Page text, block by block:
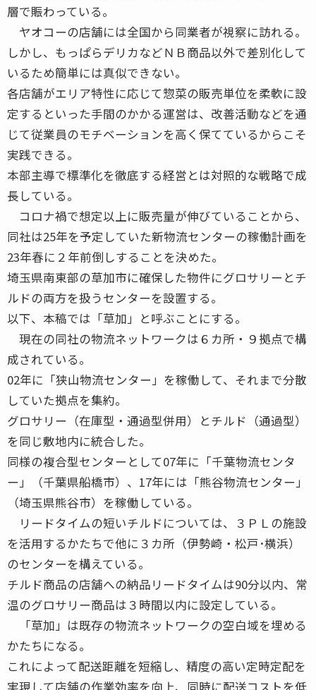
層で賑わっている。
ヤオコーの店舗には全国から同業者が視察に訪れる。
しかし、もっぱらデリカなどＮＢ商品以外で差別化して
いるため簡単には真似できない。
各店舗がエリア特性に応じて惣菜の販売単位を柔軟に設
定するといった手間のかかる運営は、改善活動などを通
じて従業員のモチベーションを高く保てているからこそ
実践できる。
本部主導で標準化を徹底する経営とは対照的な戦略で成
長している。
コロナ禍で想定以上に販売量が伸びていることから、
同社は25年を予定していた新物流センターの稼働計画を
23年春に２年前倒しすることを決めた。
埼玉県南東部の草加市に確保した物件にグロサリーとチ
ルドの両方を扱うセンターを設置する。
以下、本稿では「草加」と呼ぶことにする。
現在の同社の物流ネットワークは６カ所・９拠点で構
成されている。
02年に「狭山物流センター」を稼働して、それまで分散
していた拠点を集約。
グロサリー（在庫型・通過型併用）とチルド（通過型）
を同じ敷地内に統合した。
同様の複合型センターとして07年に「千葉物流センタ
ー」（千葉県船橋市）、17年には「熊谷物流センター」
（埼玉県熊谷市）を稼働している。
リードタイムの短いチルドについては、３ＰＬの施設
を活用するかたちで他に３カ所（伊勢崎・松戸･横浜）
のセンターを構えている。
チルド商品の店舗への納品リードタイムは90分以内、常
温のグロサリー商品は３時間以内に設定している。
「草加」は既存の物流ネットワークの空白域を埋める
かたちになる。
これによって配送距離を短縮し、精度の高い定時定配を
実現して店舗の作業効率を向上、同時に配送コストを低